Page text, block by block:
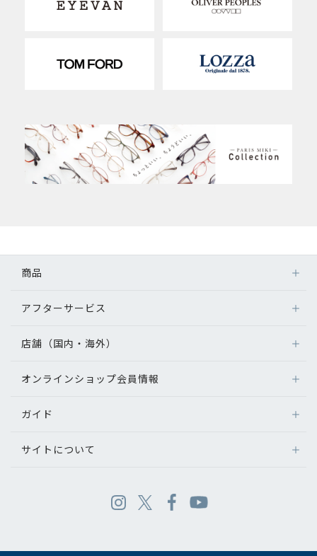
商品
アフターサービス
店舗（国内・海外）
オンラインショップ会員情報
ガイド
サイトについて